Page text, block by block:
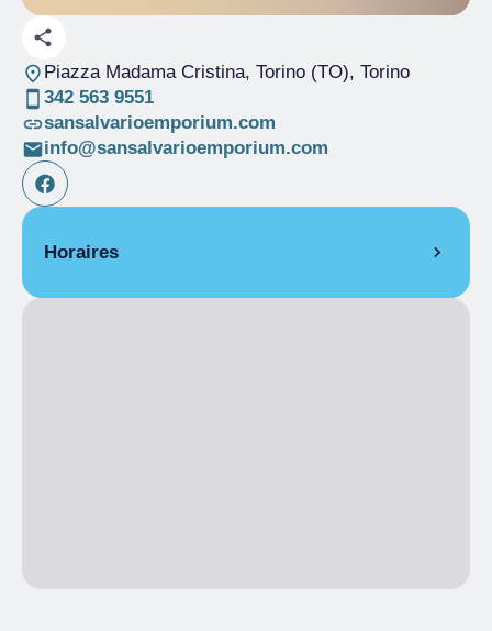
Piazza Madama Cristina, Torino (TO), Torino
342 563 9551
sansalvarioemporium.com
info@sansalvarioemporium.com
Horaires